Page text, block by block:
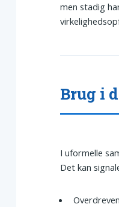
men stadig
Brug i
I uformelle
Det kan